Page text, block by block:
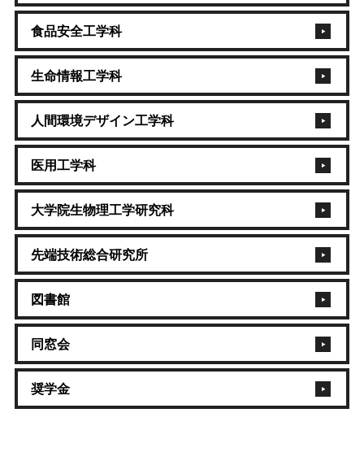
食品安全工学科
生命情報工学科
人間環境デザイン工学科
医用工学科
大学院生物理工学研究科
先端技術総合研究所
図書館
同窓会
奨学金